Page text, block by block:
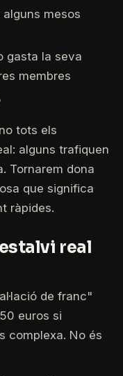
mesos
gasta la seva
membres
tots els
alguns trafiquen
Tornarem dona
que significa
ràpides.
real
de franc"
euros si
complexa. No és